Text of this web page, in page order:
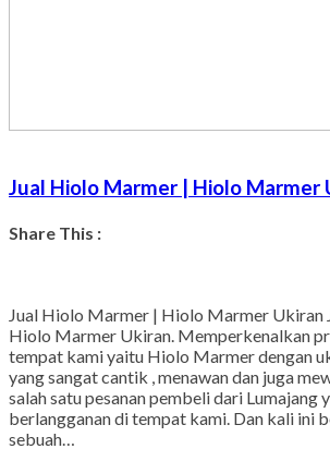
Jual Hiolo Marmer | Hiolo Marmer
Share This :
Jual Hiolo Marmer | Hiolo Marmer Ukiran
Hiolo Marmer Ukiran. Memperkenalkan
tempat kami yaitu Hiolo Marmer dengan
yang sangat cantik , menawan dan juga
salah satu pesanan pembeli dari Lumajang
berlangganan di tempat kami. Dan kali ini